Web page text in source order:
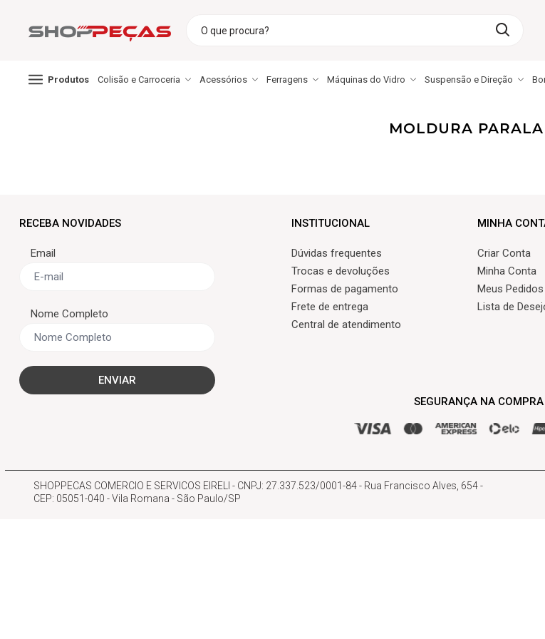
Produtos Colisão e Carroceria Acessórios Ferragens Máquinas do Vidro Suspensão e Direção
MOLDURA
RECEBA NOVIDADES
Email
Nome Completo
ENVIAR
INSTITUCIONAL
Dúvidas frequentes
Trocas e devoluções
Formas de pagamento
Frete de entrega
Central de atendimento
MINHA
Criar Conta
Minha Conta
Meus Pedidos
Lista de
SEGURANÇA NA COMPRA
SHOPPECAS COMERCIO E SERVICOS EIRELI - CNPJ: 27.337.523/0001-84 - Rua Francisco Alves, 654 -
CEP: 05051-040 - Vila Romana - São Paulo/SP